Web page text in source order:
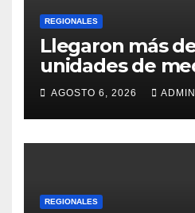
REGIONALES
Llegaron más
unidades de
e insumos
AGOSTO 6, 2026 ADMIN
REGIONALES